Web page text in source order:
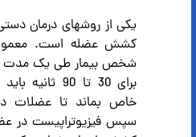
یکی از روشهای درمان
کشش عضله است.
شخص بیمار طی یک مدت
برای 30 تا 90
خاص بماند تا عضلات
سپس فیزیوتراپیست در